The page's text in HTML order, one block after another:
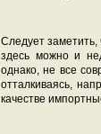
Следует
здесь можно и
однако, не все
отталкиваясь,
качестве